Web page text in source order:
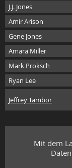
J.J. Jones
Amir Arison
Gene Jones
Amara Miller
Mark Proksch
Ryan Lee
Jeffrey Tambor
Mit dem